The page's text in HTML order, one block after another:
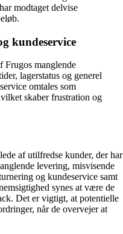
modtaget delvise
kundeservice
Frugos manglende
lagerstatus og generel
omtales som
skaber frustration og
af utilfredse kunder, der har
levering, misvisende
og kundeservice samt
synes at være de
Det er vigtigt, at potentielle
når de overvejer at